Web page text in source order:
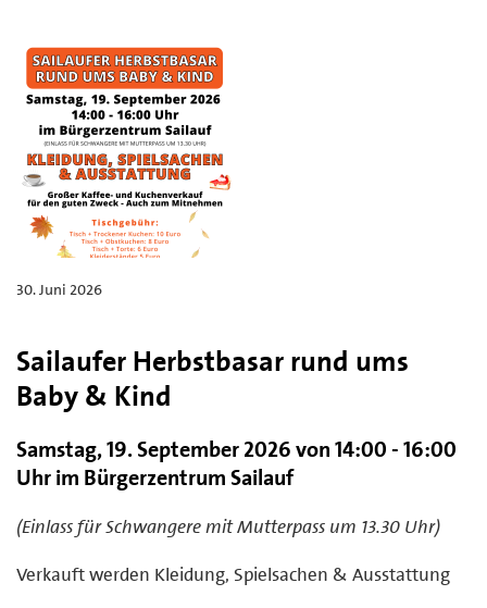
30. Juni 2026
Sailaufer Herbstbasar rund ums
Baby & Kind
Samstag, 19. September 2026 von 14:00 - 16:00
Uhr im Bürgerzentrum Sailauf
(Einlass für Schwangere mit Mutterpass um 13.30 Uhr)
Verkauft werden Kleidung, Spielsachen & Ausstattung